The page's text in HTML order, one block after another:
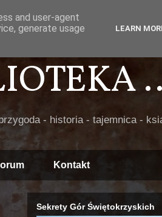
- historia - tajemnica -
Kontakt
Sekrety Gór Świętokrzyskich
and user-agent
generate usage
LEARN